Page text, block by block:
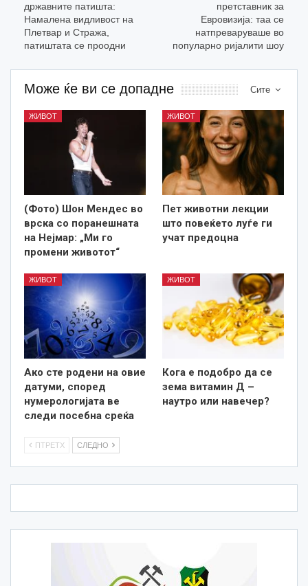
државните патишта:
Намалена видливост на
Плетвар и Стража,
патиштата се проодни
претставник за
Евровизија: таа се
натпреваруваше во
популарно ријалити шоу
Сите
Може ќе ви се допадне
ЖИВОТ
(Фото) Шон Мендес во
врска со поранешната
на Нејмар: „Ми го
промени животот“
ЖИВОТ
Пет животни лекции
што повеќето луѓе ги
учат предоцна
ЖИВОТ
Ако сте родени на овие
датуми, според
нумерологијата ве
следи посебна среќа
ЖИВОТ
Кога е подобро да се
зема витамин Д –
наутро или навечер?
ПТРЕТХ СЛЕДНО